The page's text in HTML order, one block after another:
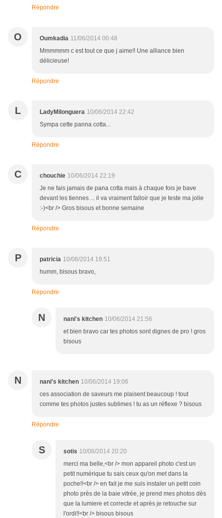
Répondre
O Oumkadia 11/06/2014 00:48
Mmmmmm c est tout ce que j aime!! Une alliance bien
délicieuse!
Répondre
L LadyMilonguera 10/06/2014 22:42
Sympa cette panna cotta...
Répondre
C chouchie 10/06/2014 22:19
Je ne fais jamais de pana cotta mais à chaque fois je bave
devant les tiennes ... il va vraiment falloir que je teste ma jolie
:-)<br /> Gros bisous et bonne semaine
Répondre
P patricia 10/06/2014 19:51
humm, bisous bravo,
Répondre
N nani's kitchen 10/06/2014 21:56
et bien bravo car tes photos sont dignes de pro ! gros
bisous
N nani's kitchen 10/06/2014 19:06
ces association de saveurs me plaisent beaucoup ! tout
comme tes photos justes sublimes ! tu as un réflexe ? bisous
Répondre
S sotis 10/06/2014 20:20
merci ma belle,<br /> mon appareil photo c'est un
petit numérique tu sais ceux qu'on met dans la
poche!!<br /> en fait je me suis instaler un petit coin
photo près de la baie vitrée, je prend mes photos dès
que la lumiere et correcte et après je retouche sur
l'ordi!!<br /> bisous bisous